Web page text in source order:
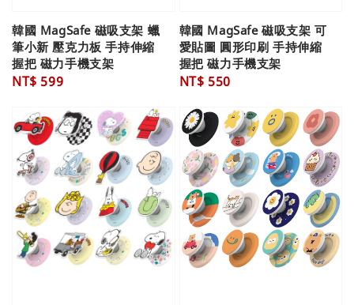
韓國 MagSafe 磁吸支架 蠟
筆小新 壓克力板 手持伸縮
握把 磁力手機支架
Regular
NT$ 599
韓國 MagSafe 磁吸支架 可
愛貼圖 圓形印刷 手持伸縮
握把 磁力手機支架
Regular
NT$ 550